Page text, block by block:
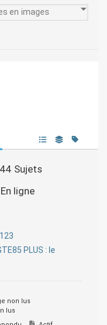
Sujets
En ligne
PLUS : le
non lus
lus